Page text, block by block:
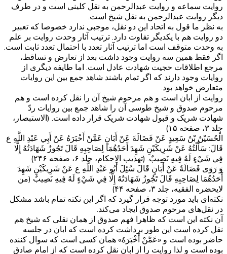
روایت سماعه و روایت عبدالرحمن به نقل کلینی است و در طرف
دیگر روایت عبدالرحمن به نقل شیخ است.
به نظر ما قول به اتحاد این دو نقل، موجبی ندارد خصوصا که تعبیر
دو روایت هم با یکدیگر تفاوت دارد. ترتیب آثار وحدت روایت بر علم
به وحدت متوقف است اما ترتیب آثار تعدد با احتمال تعدد ثابت است.
اگر فقط همین سه روایت وجود داشت بعد از تعارض و تساقط،
مرجع اطلاقات حجیت شهادت عادل است. اما طایفه دیگری از
روایات وجود دارند که اگر تمام باشند شاهد جمع بین این روایات
متعارض خواهد بود.
روایت از ابان است و هم مرحوم شیخ آن را نقل کرده است و هم
مرحوم صدوق و شیخ طوسی آن را شاهد جمع بین روایات ردّ
شهادت شریک و قبول شهادت شریک قرار داده است. (الاستبصار،
جلد ۳، صفحه ۱۵)
الْحُسَيْنُ بْنُ سَعِيدٍ عَنْ فَضَالَةَ عَنْ أَبَانٍ عَمَّنْ أَخْبَرَهُ عَنْ أَبِي عَبْدِ اللَّهِ ع
قَالَ: سَأَلْتُهُ عَنْ شَرِيكَيْنِ شَهِدَ أَحَدُهُمَا لِصَاحِبِهِ قَالَ تَجُوزُ شَهَادَتُهُ إِلَّا
فِي شَيْ‌ءٍ لَهُ فِيهِ نَصِيبٌ. (تهذیب الاحکام، جلد ۶، صفحه ۲۴۶)
وَ رَوَى فَضَالَةُ عَنْ أَبَانٍ قَالَ سُئِلَ أَبُو عَبْدِ اللَّهِ ع عَنْ شَرِيكَيْنِ شَهِدَ
أَحَدُهُمَا لِصَاحِبِهِ قَالَ تَجُوزُ شَهَادَتُهُ إِلَّا فِي شَيْ‌ءٍ لَهُ فِيهِ نَصِيبٌ (من
لایحضره الفقیه، جلد ۳، صفحه ۴۴)
نکته‌ای باید مورد توجه قرار گیرد که اگر این نکته تمام باشد مشکل
در نقل‌های مرحوم صدوق ایجاد می‌کند.
آن نکته این است که ظاهرا فهم صدوق از همان نقلی که شیخ هم
نقل کرده است این طور برداشت کرده است که ابان در جلسه
حاضر بوده است و «عَمَّنْ أَخْبَرَهُ» همان کسی است که سوال کننده
بوده است و لذا روایت را از ابان نقل کرده است که از امام صادق